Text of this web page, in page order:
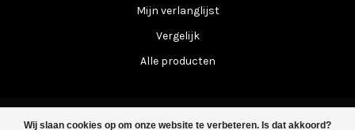
Wij slaan cookies op om onze website te verbeteren. Is dat akkoord?
Mijn verlanglijst
Vergelijk
Alle producten